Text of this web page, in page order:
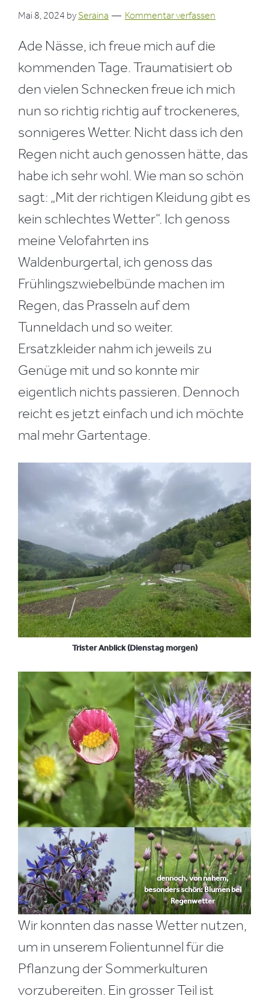
Mai 8, 2024 by Seraina Kommentar verfassen
Ade Nässe, ich freue mich auf die
kommenden Tage. Traumatisiert ob
den vielen Schnecken freue ich mich
nun so richtig richtig auf trockeneres,
sonnigeres Wetter. Nicht dass ich den
Regen nicht auch genossen hätte, das
habe ich sehr wohl. Wie man so schön
sagt: „Mit der richtigen Kleidung gibt es
kein schlechtes Wetter“. Ich genoss
meine Velofahrten ins
Waldenburgertal, ich genoss das
Frühlingszwiebelbünde machen im
Regen, das Prasseln auf dem
Tunneldach und so weiter.
Ersatzkleider nahm ich jeweils zu
Genüge mit und so konnte mir
eigentlich nichts passieren. Dennoch
reicht es jetzt einfach und ich möchte
mal mehr Gartentage.
Trister Anblick (Dienstag morgen)
dennoch, von nahem,
besonders schön: Blumen bei
Regenwetter
Wir konnten das nasse Wetter nutzen,
um in unserem Folientunnel für die
Pflanzung der Sommerkulturen
vorzubereiten. Ein grosser Teil ist